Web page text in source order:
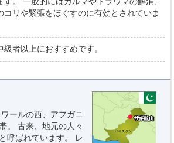
コリや緊張をほぐすのに有効とされていま
者以上におすすめです。
ールの西、アフガニ
。 古来、地元の人々
呼ばれています。 レ